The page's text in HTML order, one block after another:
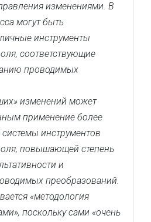
изменениями. В
могут быть
инструменты
соответствующие
проводимых
изменений может
применение более
инструментов
повышающей степень
и
преобразований.
«методология
поскольку сами «очень